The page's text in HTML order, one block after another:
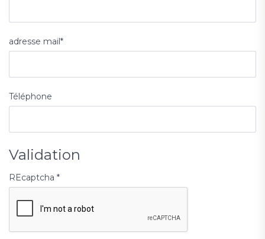
adresse mail*
Téléphone
Validation
REcaptcha *